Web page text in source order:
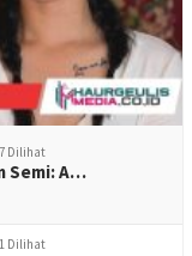
Dilihat
Semi: A…
Dilihat